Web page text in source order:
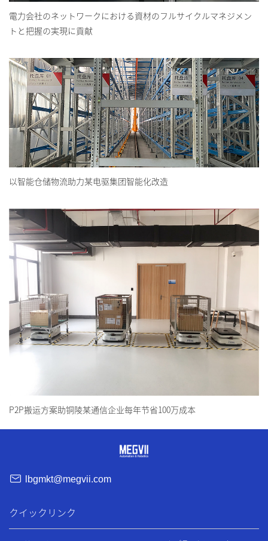
電力会社のネットワークにおける資材のフルサイクルマネジメン
トと把握の実現に貢献
以智能仓储物流助力某电驱集团智能化改造
P2P搬运方案助铜陵某通信企业每年节省100万成本
lbgmkt@megvii.com
クイックリンク